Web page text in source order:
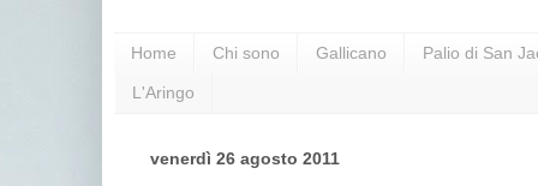
Home Chi sono Gallicano Palio di San
L'Aringo
venerdì 26 agosto 2011